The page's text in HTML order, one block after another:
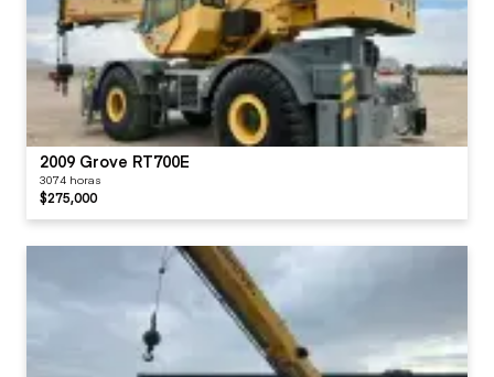
2009 Grove RT700E
3074 horas
$275,000